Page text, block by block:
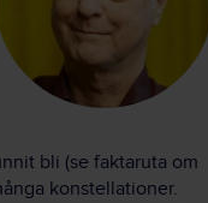
bli (se faktaruta om
konstellationer.